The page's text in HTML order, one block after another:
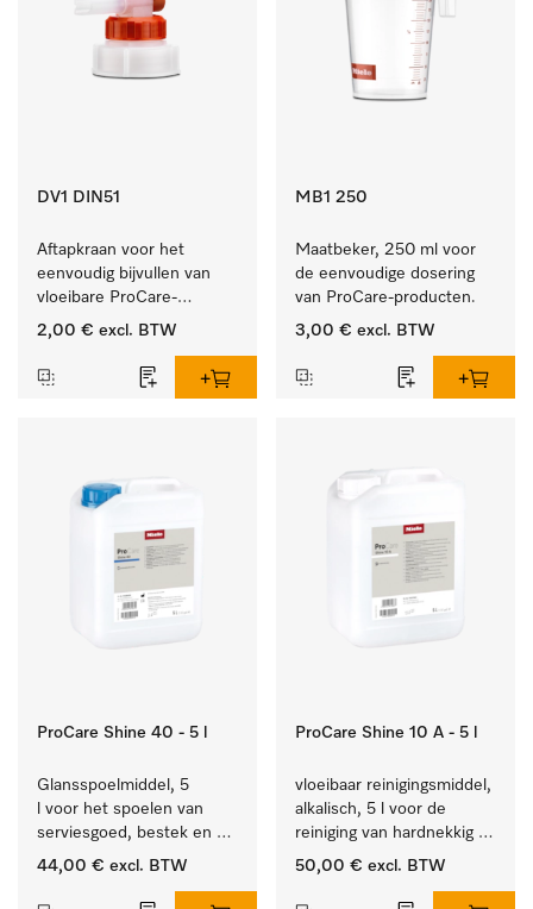
DV1 DIN51
Aftapkraan voor het
eenvoudig bijvullen van
vloeibare ProCare-
producten.
2,00 € excl. BTW
MB1 250
Maatbeker, 250 ml voor
de eenvoudige dosering
van ProCare-producten.
3,00 € excl. BTW
ProCare Shine 40 - 5 l
Glansspoelmiddel, 5
l voor het spoelen van
serviesgoed, bestek en
ideaal voor glazen.
44,00 € excl. BTW
ProCare Shine 10 A - 5 l
vloeibaar reinigingsmiddel,
alkalisch, 5 l voor de
reiniging van hardnekkig
vuil op serviesgoed,
50,00 € excl. BTW